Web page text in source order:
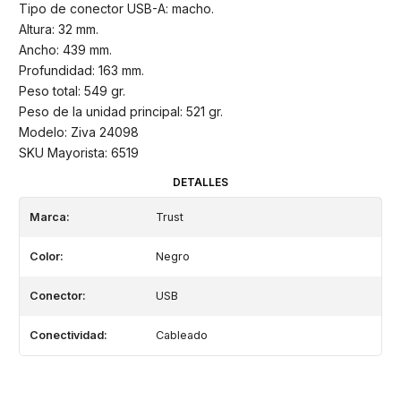
Tipo de conector USB-A: macho.
Altura: 32 mm.
Ancho: 439 mm.
Profundidad: 163 mm.
Peso total: 549 gr.
Peso de la unidad principal: 521 gr.
Modelo: Ziva 24098
SKU Mayorista: 6519
DETALLES
Marca: Trust
Color: Negro
Conector: USB
Conectividad: Cableado